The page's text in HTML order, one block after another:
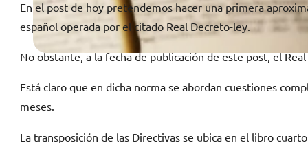
En el post de hoy pretendemos hacer una primera
español operada por el citado Real Decreto-ley.
No obstante, a la fecha de publicación de este post, el
Está claro que en dicha norma se abordan cuestiones
meses.
La transposición de las Directivas se ubica en el libro